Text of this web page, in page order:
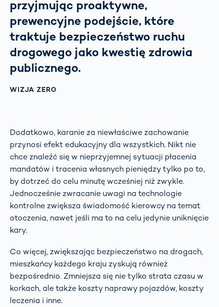
przyjmując proaktywne,
prewencyjne podejście, które
traktuje bezpieczeństwo ruchu
drogowego jako kwestię zdrowia
publicznego.
WIZJA ZERO
Dodatkowo, karanie za niewłaściwe zachowanie
przynosi efekt edukacyjny dla wszystkich. Nikt nie
chce znaleźć się w nieprzyjemnej sytuacji płacenia
mandatów i tracenia własnych pieniędzy tylko po to,
by dotrzeć do celu minutę wcześniej niż zwykle.
Jednocześnie zwracanie uwagi na technologie
kontrolne zwiększa świadomość kierowcy na temat
otoczenia, nawet jeśli ma to na celu jedynie uniknięcie
kary.
Co więcej, zwiększając bezpieczeństwo na drogach,
mieszkańcy każdego kraju zyskują również
bezpośrednio. Zmniejsza się nie tylko strata czasu w
korkach, ale także koszty naprawy pojazdów, koszty
leczenia i inne.